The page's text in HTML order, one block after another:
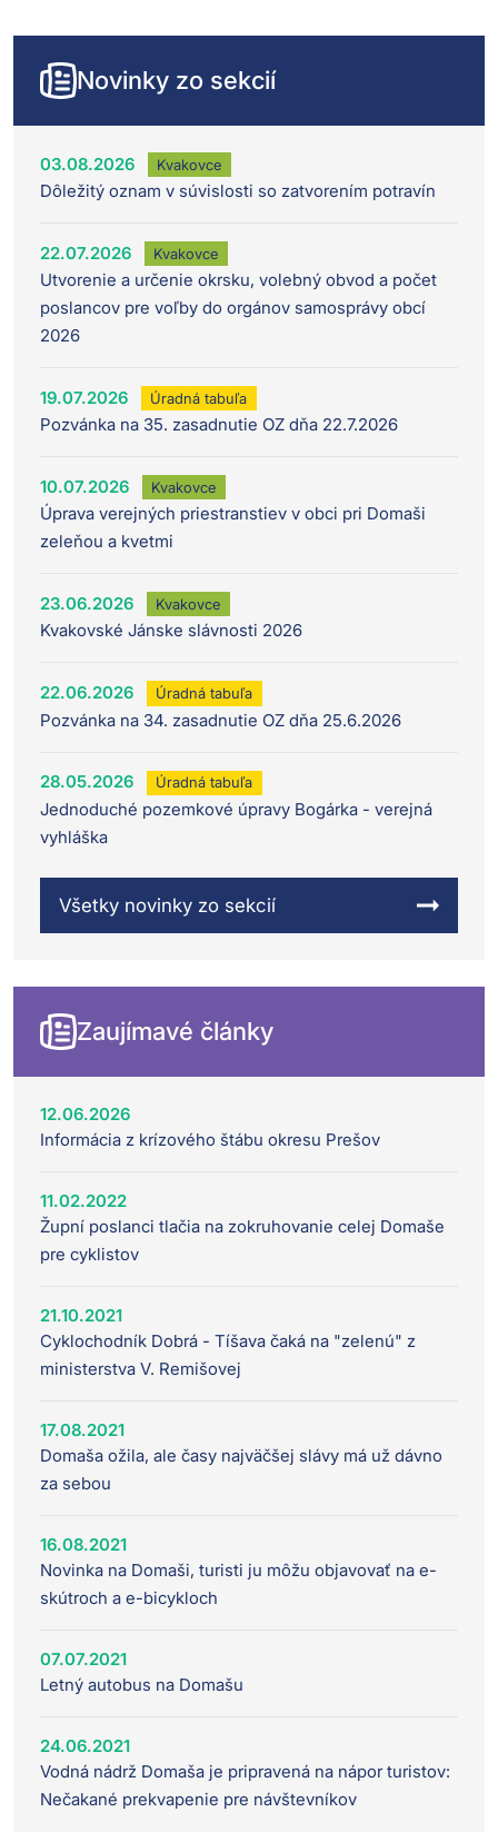
Novinky zo sekcií
03.08.2026 Kvakovce
Dôležitý oznam v súvislosti so zatvorením potravín
22.07.2026 Kvakovce
Utvorenie a určenie okrsku, volebný obvod a počet
poslancov pre voľby do orgánov samosprávy obcí
2026
19.07.2026 Úradná tabuľa
Pozvánka na 35. zasadnutie OZ dňa 22.7.2026
10.07.2026 Kvakovce
Úprava verejných priestranstiev v obci pri Domaši
zeleňou a kvetmi
23.06.2026 Kvakovce
Kvakovské Jánske slávnosti 2026
22.06.2026 Úradná tabuľa
Pozvánka na 34. zasadnutie OZ dňa 25.6.2026
28.05.2026 Úradná tabuľa
Jednoduché pozemkové úpravy Bogárka - verejná
vyhláška
Všetky novinky zo sekcií
Zaujímavé články
12.06.2026
Informácia z krízového štábu okresu Prešov
11.02.2022
Župní poslanci tlačia na zokruhovanie celej Domaše
pre cyklistov
21.10.2021
Cyklochodník Dobrá - Tíšava čaká na "zelenú" z
ministerstva V. Remišovej
17.08.2021
Domaša ožila, ale časy najväčšej slávy má už dávno
za sebou
16.08.2021
Novinka na Domaši, turisti ju môžu objavovať na e-
skútroch a e-bicykloch
07.07.2021
Letný autobus na Domašu
24.06.2021
Vodná nádrž Domaša je pripravená na nápor turistov:
Nečakané prekvapenie pre návštevníkov